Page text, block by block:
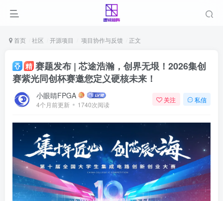
首页 社区 开源项目 项目协作与反馈 正文
精 赛题发布 | 芯途浩瀚，创界无垠！2026集创
赛紫光同创杯赛邀您定义硬核未来！
小眼睛FPGA
4个月前更新 1740次阅读
关注 私信